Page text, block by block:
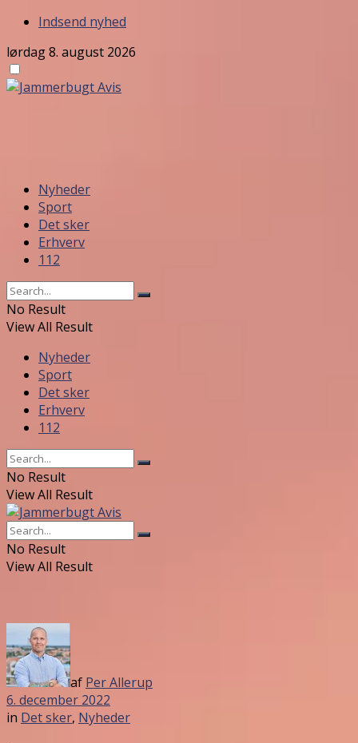
Indsend nyhed
lørdag 8. august 2026
Nyheder
Sport
Det sker
Erhverv
112
No Result
View All Result
Nyheder
Sport
Det sker
Erhverv
112
No Result
View All Result
No Result
View All Result
af Per Allerup
6. december 2022
in Det sker, Nyheder